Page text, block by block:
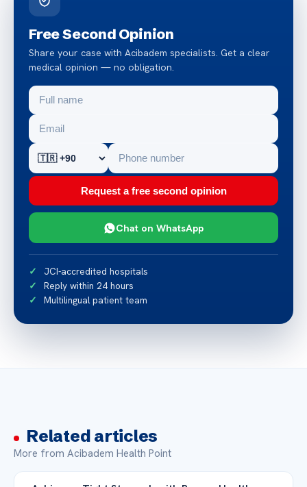
Free Second Opinion
Share your case with Acibadem specialists. Get a clear
medical opinion — no obligation.
Request a free second opinion
Chat on WhatsApp
JCI-accredited hospitals
Reply within 24 hours
Multilingual patient team
Related articles
More from Acibadem Health Point